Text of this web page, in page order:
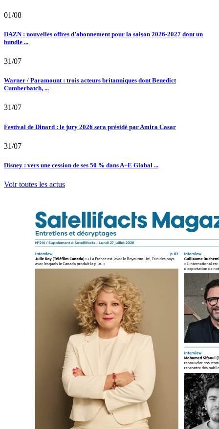
01/08
DAZN : nouvelles offres d’abonnement pour la saison 2026-2027 dont un
bundle ...
31/07
Warner / Paramount : trois acteurs britanniques dont Benedict
Cumberbatch, ...
31/07
Festival de Dinard : le jury 2026 sera présidé par Amira Casar
31/07
Disney : vers une cession de ses 50 % dans A+E Global ...
Voir toutes les actus